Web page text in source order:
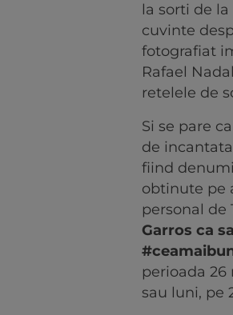
la sorti de
cuvinte
fotografiat
Rafael
retelele de
Si se pare
de
fiind
obtinute pe
personal de
Garros ca
perioada 26
sau luni, pe